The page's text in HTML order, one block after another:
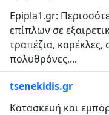
Epipla1.gr:
επίπλων σε
τραπέζια,
πολυθρόνες,...
tsenekidis.gr
Κατασκευή και